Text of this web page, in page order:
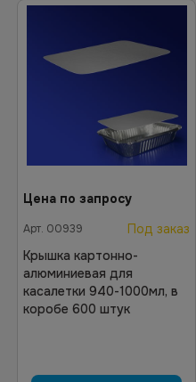
Цена по запросу
Арт. 00939
Под заказ
Крышка картонно-
алюминиевая для
касалетки 940-1000мл, в
коробе 600 штук